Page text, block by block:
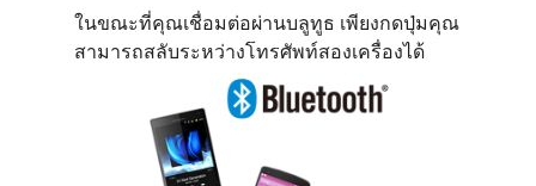
ในขณะที่คุณเชื่อมต่อผ่านบลูทูธ เพียงกดปุ่มคุณ
สามารถสลับระหว่างโทรศัพท์สองเครื่องได้